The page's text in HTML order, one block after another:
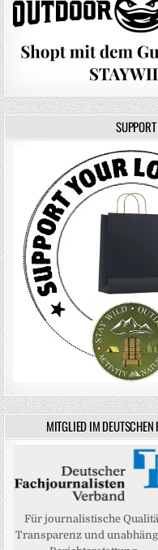
MITGLIED IM
Für journalistische
Transparenz und